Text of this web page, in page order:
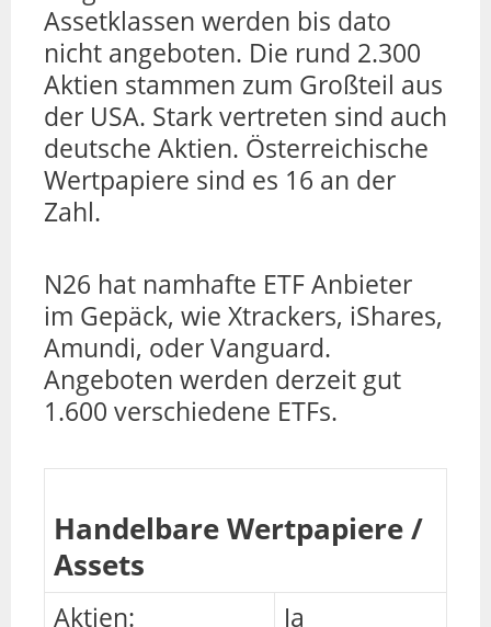
Assetklassen werden bis dato
nicht angeboten. Die rund 2.300
Aktien stammen zum Großteil aus
der USA. Stark vertreten sind auch
deutsche Aktien. Österreichische
Wertpapiere sind es 16 an der
Zahl.
N26 hat namhafte ETF Anbieter
im Gepäck, wie Xtrackers, iShares,
Amundi, oder Vanguard.
Angeboten werden derzeit gut
1.600 verschiedene ETFs.
Handelbare Wertpapiere /
Assets
Aktien: Ja